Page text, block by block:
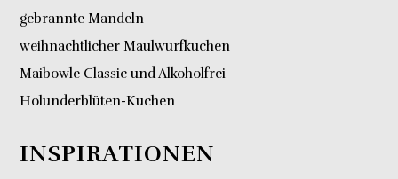
gebrannte Mandeln
weihnachtlicher Maulwurfkuchen
Maibowle Classic und Alkoholfrei
Holunderblüten-Kuchen
INSPIRATIONEN